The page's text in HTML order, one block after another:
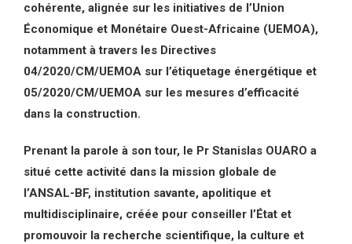
cohérente, alignée sur les initiatives de l’Union
Économique et Monétaire Ouest-Africaine (UEMOA),
notamment à travers les Directives
04/2020/CM/UEMOA sur l’étiquetage énergétique et
05/2020/CM/UEMOA sur les mesures d’efficacité
dans la construction.
Prenant la parole à son tour, le Pr Stanislas OUARO a
situé cette activité dans la mission globale de
l’ANSAL-BF, institution savante, apolitique et
multidisciplinaire, créée pour conseiller l’État et
promouvoir la recherche scientifique, la culture et